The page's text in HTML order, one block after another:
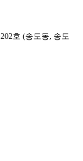
호 (송도동, 송도